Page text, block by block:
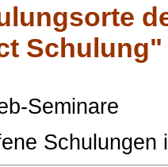
Schulung"
Seminare
Schulungen